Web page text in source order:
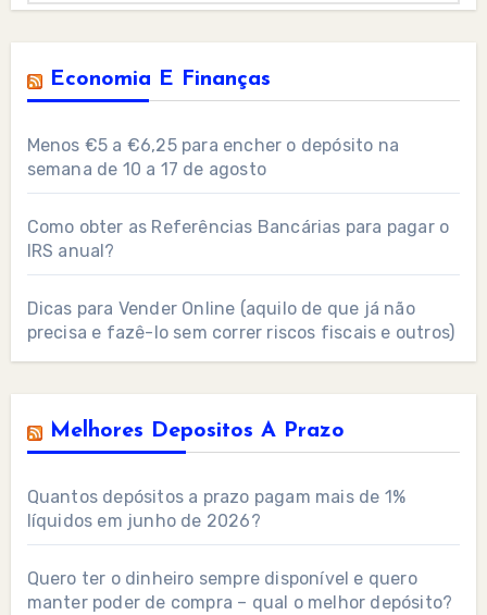
Economia E Finanças
Menos €5 a €6,25 para encher o depósito na
semana de 10 a 17 de agosto
Como obter as Referências Bancárias para pagar o
IRS anual?
Dicas para Vender Online (aquilo de que já não
precisa e fazê-lo sem correr riscos fiscais e outros)
Melhores Depositos A Prazo
Quantos depósitos a prazo pagam mais de 1%
líquidos em junho de 2026?
Quero ter o dinheiro sempre disponível e quero
manter poder de compra – qual o melhor depósito?